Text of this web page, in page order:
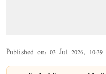
Published on: 03 Jul 2026, 10:39